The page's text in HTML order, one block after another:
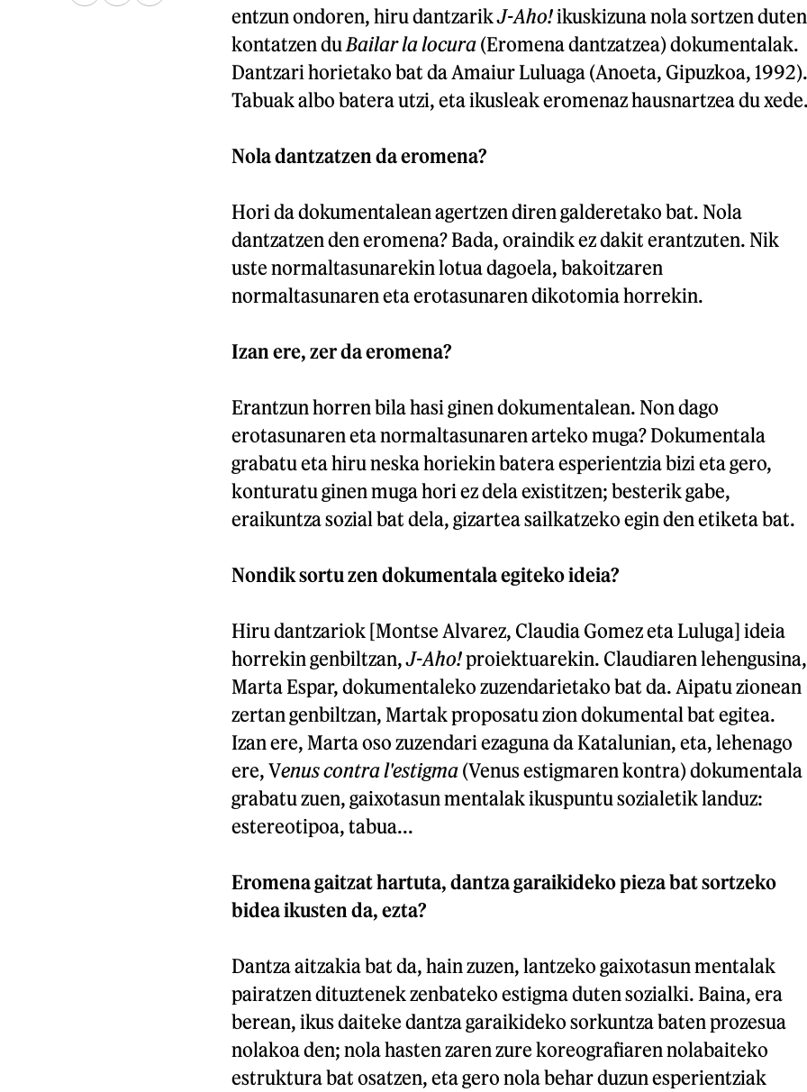
entzun ondoren, hiru dantzarikJ-Aho!ikuskizuna nola sortzen duten
kontatzen du Bailar la locura(Eromena dantzatzea) dokumentalak.
Dantzari horietako bat da Amaiur Luluaga (Anoeta, Gipuzkoa, 1992).
Tabuak albo batera utzi, eta ikusleak eromenaz hausnartzea du xede.
Nola dantzatzen da eromena?
Hori da dokumentalean agertzen diren galderetako bat. Nola
dantzatzen den eromena? Bada, oraindik ez dakit erantzuten. Nik
uste normaltasunarekin lotua dagoela, bakoitzaren
normaltasunaren eta erotasunaren dikotomia horrekin.
Izan ere, zer da eromena?
Erantzun horren bila hasi ginen dokumentalean. Non dago
erotasunaren eta normaltasunaren arteko muga? Dokumentala
grabatu eta hiru neska horiekin batera esperientzia bizi eta gero,
konturatu ginen muga hori ez dela existitzen; besterik gabe,
eraikuntza sozial bat dela, gizartea sailkatzeko egin den etiketa bat.
Nondik sortu zen dokumentala egiteko ideia?
Hiru dantzariok [Montse Alvarez, Claudia Gomez eta Luluga] ideia
horrekin genbiltzan,J-Aho!proiektuarekin. Claudiaren lehengusina,
Marta Espar, dokumentaleko zuzendarietako bat da. Aipatu zionean
zertan genbiltzan, Martak proposatu zion dokumental bat egitea.
Izan ere, Marta oso zuzendari ezaguna da Katalunian, eta, lehenago
ere, Venus contra l'estigma(Venus estigmaren kontra) dokumentala
grabatu zuen, gaixotasun mentalak ikuspuntu sozialetik landuz:
estereotipoa, tabua...
Eromena gaitzat hartuta, dantza garaikideko pieza bat sortzeko
bidea ikusten da, ezta?
Dantza aitzakia bat da, hain zuzen, lantzeko gaixotasun mentalak
pairatzen dituztenek zenbateko estigma duten sozialki. Baina, era
berean, ikus daiteke dantza garaikideko sorkuntza baten prozesua
nolakoa den; nola hasten zaren zure koreografiaren nolabaiteko
estruktura bat osatzen, eta gero nola behar duzun esperientziak